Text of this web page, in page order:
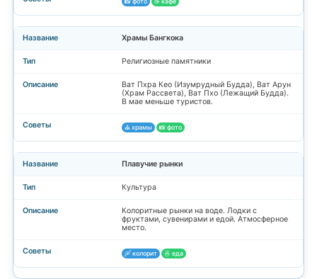
Храмы Бангкока
Религиозные памятники
Ват Пхра Кео (Изумрудный Будда), Ват Арун
(Храм Рассвета), Ват Пхо (Лежащий Будда).
В мае меньше туристов.
⛪ храмы 📸 фото
Плавучие рынки
Культура
Колоритные рынки на воде. Лодки с
фруктами, сувенирами и едой. Атмосферное
место.
🛶 колорит 🍜 еда